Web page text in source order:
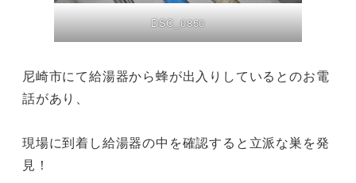
DSC_0850
尼崎市にて給湯器から蜂が出入りしているとのお電
話があり、
現場に到着し給湯器の中を確認すると立派な巣を発
見！